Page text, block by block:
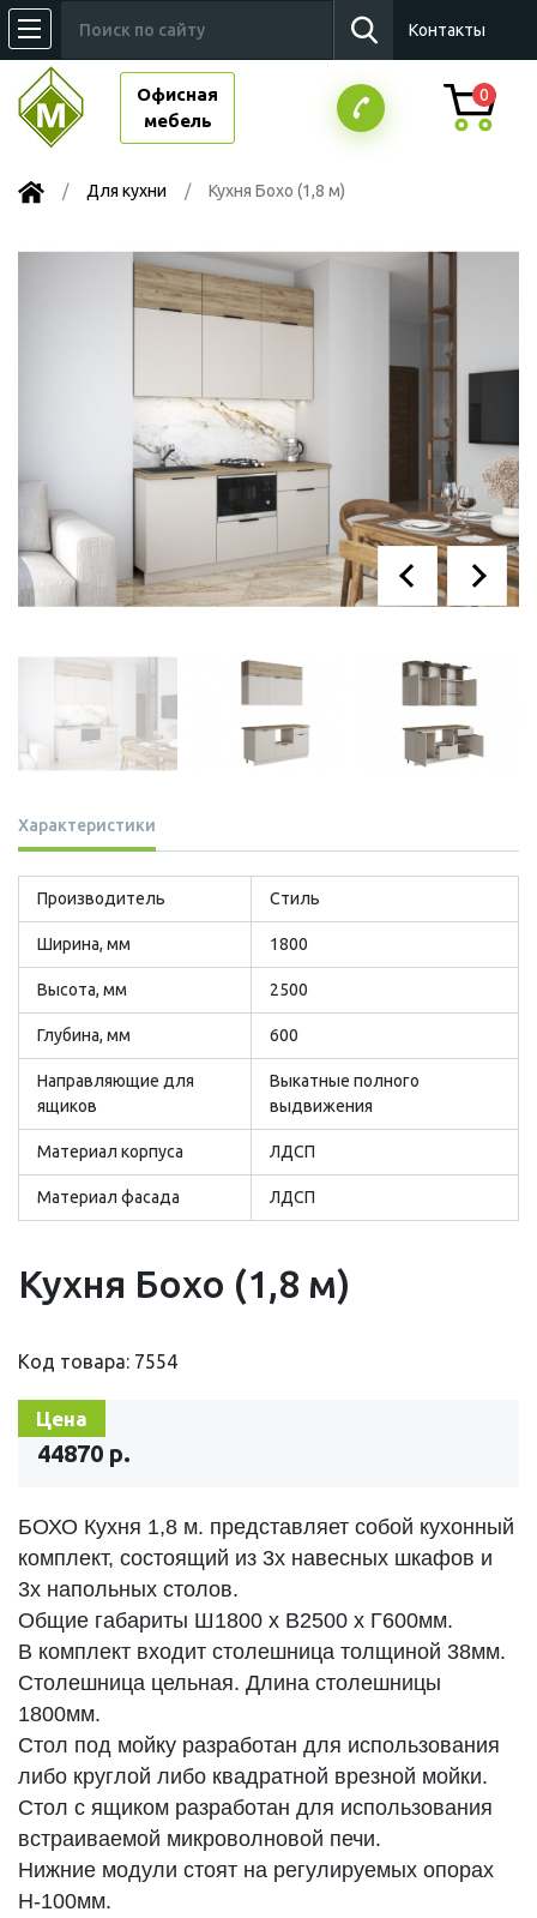
Контакты
Офисная
мебель
0
Для кухни Кухня Бохо (1,8 м)
Характеристики
Производитель Стиль
Ширина, мм 1800
Высота, мм 2500
Глубина, мм 600
Направляющие для
ящиков
Выкатные полного
выдвижения
Материал корпуса ЛДСП
Материал фасада ЛДСП
Кухня Бохо (1,8 м)
Код товара: 7554
Цена
44870 р.
БОХО Кухня 1,8 м. представляет собой кухонный
комплект, состоящий из 3х навесных шкафов и
3х напольных столов.
Общие габариты Ш1800 х В2500 х Г600мм.
В комплект входит столешница толщиной 38мм.
Столешница цельная. Длина столешницы
1800мм.
Стол под мойку разработан для использования
либо круглой либо квадратной врезной мойки.
Стол с ящиком разработан для использования
встраиваемой микроволновой печи.
Нижние модули стоят на регулируемых опорах
H-100мм.